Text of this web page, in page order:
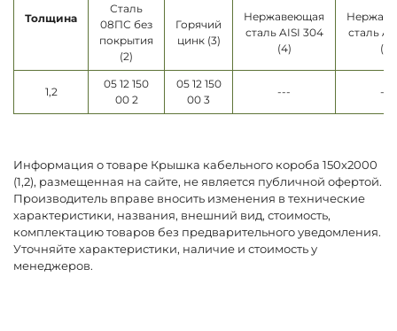
Толщина
Сталь
08ПС без
покрытия
(2)
Горячий
цинк (3)
Нержавеющая
сталь AISI 304
(4)
сталь
(5)
1,2
05 12 150
00 2
05 12 150
00 3
--- ---
Информация о товаре Крышка кабельного короба 150х2000
(1,2), размещенная на сайте, не является публичной офертой.
Производитель вправе вносить изменения в технические
характеристики, названия, внешний вид, стоимость,
комплектацию товаров без предварительного уведомления.
Уточняйте характеристики, наличие и стоимость у
менеджеров.